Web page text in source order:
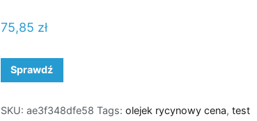
75,85 zł
Sprawdź
SKU:ae3f348dfe58 Tags:olejek rycynowy cena,test